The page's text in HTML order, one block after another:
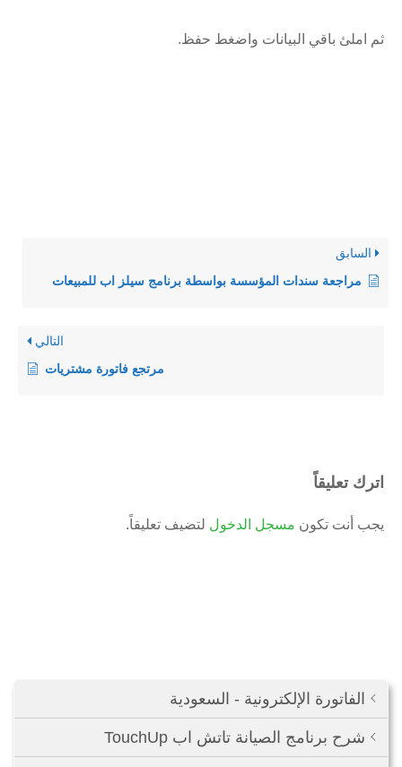
الفاتورة الإلكترونية - السعودية
شرح برنامج الصيانة تاتش اب TouchUp
ثم املئ باقي البيانات واضغط حفظ.
السابق
مراجعة سندات المؤسسة بواسطة برنامج سيلز اب للمبيعات
التالي
مرتجع فاتورة مشتريات
اترك تعليقاً
يجب أنت تكون مسجل الدخول لتضيف تعليقاً.